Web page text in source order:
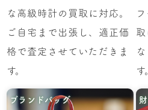
な高級時計の買取に対応。
ご自宅まで出張し、適正価
格で査定させていただきま
す。
す
ブランドバッグ